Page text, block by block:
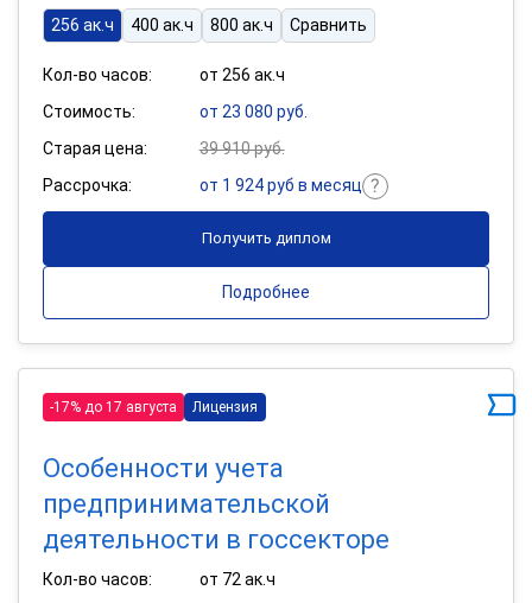
256 ак.ч
400 ак.ч 800 ак.ч Сравнить
Кол-во часов:
от 256 ак.ч
Стоимость:
от 23 080 руб.
Старая цена:
39 910 руб.
Рассрочка:
от 1 924 руб в месяц
Получить диплом
Подробнее
-17% до 17 августа Лицензия
Особенности учета
предпринимательской
деятельности в госсекторе
Кол-во часов:
от 72 ак.ч